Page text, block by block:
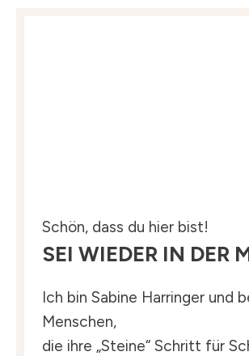
Schön, dass du hier bist!
SEI WIEDER IN DER
Ich bin Sabine Harringer und
Menschen,
die ihre „Steine“ Schritt für